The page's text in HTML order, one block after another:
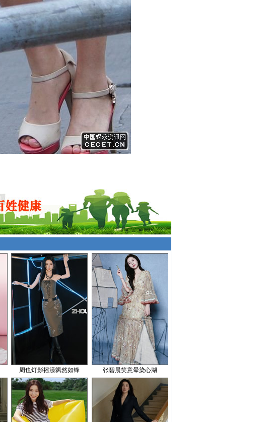
周也灯影摇漾飒然如锋 张碧晨笑意晕染心湖